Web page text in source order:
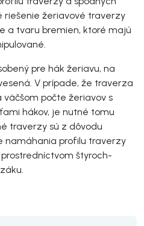
riešenie žeriavové traverzy
a tvaru bremien, ktoré majú
pre hák žeriavu, na
V prípade, že traverza
väčšom počte žeriavov s
hákov, je nutné tomu
traverzy sú z dôvodu
namáhania profilu traverzy
štyroch-